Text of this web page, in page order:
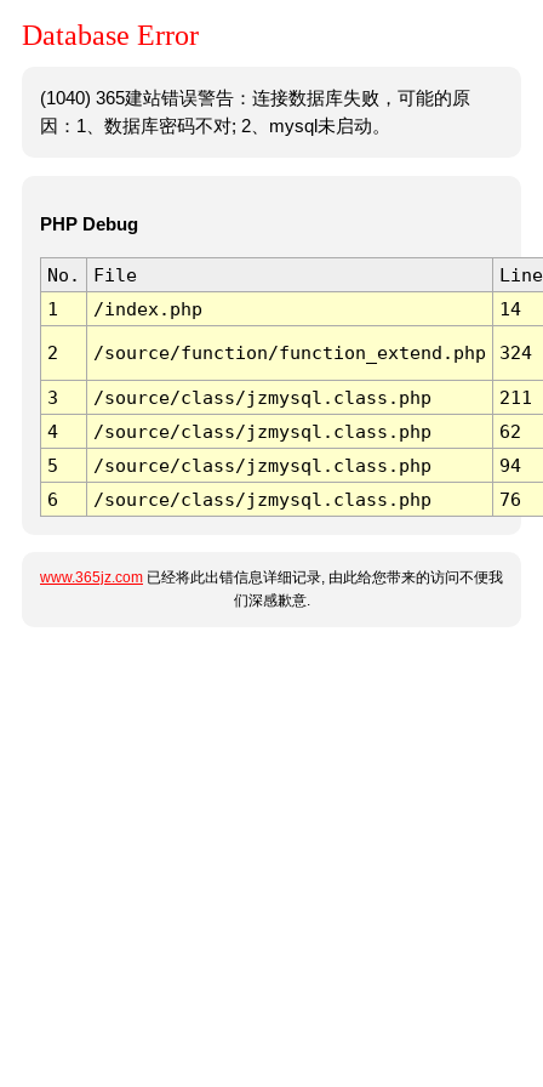
Database Error
(1040) 365建站错误警告：连接数据库失败，可能的原
因：1、数据库密码不对; 2、mysql未启动。
PHP Debug
No. File
Line
1
/index.php 14
2 /source/function/function_extend.php 324
3 /source/class/jzmysql.class.php
211
4
/source/class/jzmysql.class.php
62
5
/source/class/jzmysql.class.php
94
6
/source/class/jzmysql.class.php 76
www.365jz.com 已经将此出错信息详细记录, 由此给您带来的访问不便我
们深感歉意.